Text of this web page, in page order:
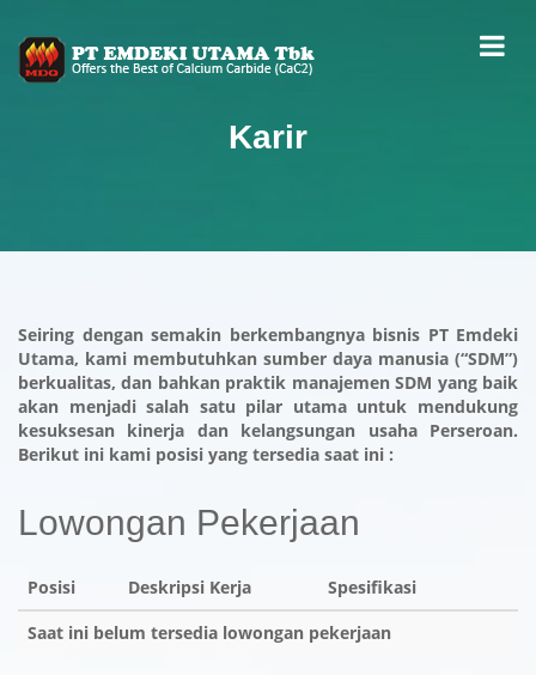
Karir
Seiring dengan semakin berkembangnya bisnis PT Emdeki
Utama, kami membutuhkan sumber daya manusia (“SDM”)
berkualitas, dan bahkan praktik manajemen SDM yang baik
akan menjadi salah satu pilar utama untuk mendukung
kesuksesan kinerja dan kelangsungan usaha Perseroan.
Berikut ini kami posisi yang tersedia saat ini :
Lowongan Pekerjaan
Posisi Deskripsi Kerja
Spesifikasi
Saat ini belum tersedia lowongan pekerjaan